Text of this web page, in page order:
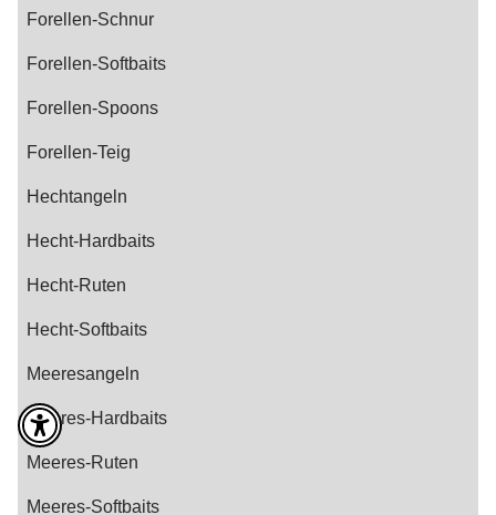
Forellen-Schnur
Forellen-Softbaits
Forellen-Spoons
Forellen-Teig
Hechtangeln
Hecht-Hardbaits
Hecht-Ruten
Hecht-Softbaits
Meeresangeln
Meeres-Hardbaits
Meeres-Ruten
Meeres-Softbaits